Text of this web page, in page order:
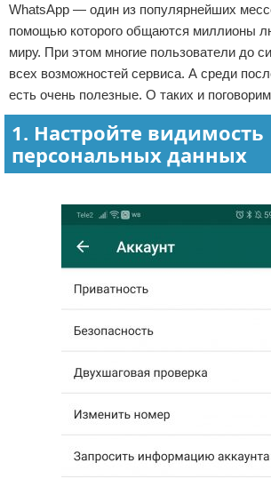
Самосовершенствование
Деловое общение
WhatsApp — один из популярнейших
помощью которого общаются миллионы
миру. При этом многие пользователи до
всех возможностей сервиса. А среди
есть очень полезные. О таких и
1. Настройте видимость
персональных данных